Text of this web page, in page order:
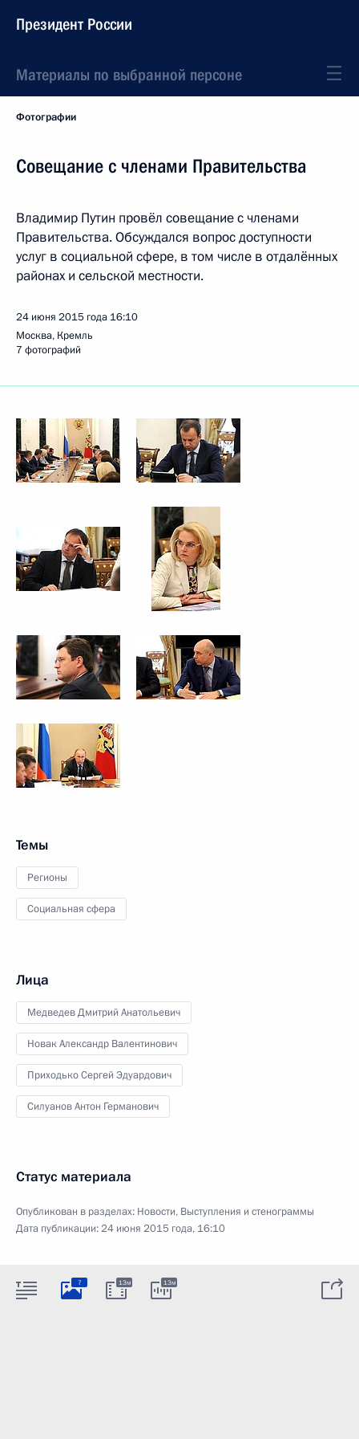
Президент России
Материалы по выбранной персоне
Фотографии
Совещание с членами Правительства
Владимир Путин провёл совещание с членами
Правительства. Обсуждался вопрос доступности
услуг в социальной сфере, в том числе в отдалённых
районах и сельской местности.
24 июня 2015 года 16:10
Москва, Кремль
7 фотографий
Темы
Регионы
Социальная сфера
Лица
Медведев Дмитрий Анатольевич
Новак Александр Валентинович
Приходько Сергей Эдуардович
Силуанов Антон Германович
Статус материала
Опубликован в разделах: Новости, Выступления и стенограммы
Дата публикации:24 июня 2015 года, 16:10
7 13м 13м